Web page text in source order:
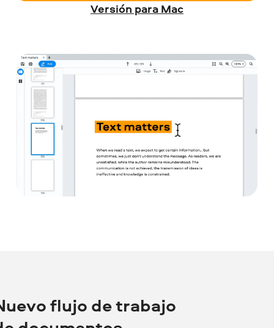
Versión para Mac
flujo de trabajo